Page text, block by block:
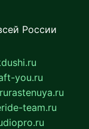
России
you.ru
rastenuya.ru
team.ru